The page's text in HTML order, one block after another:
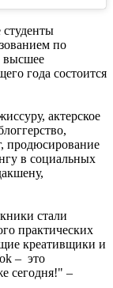
студенты
по
высшее
года состоится
актерское
продюсирование
в социальных
стали
практических
креативщики и
– это
сегодня!" –